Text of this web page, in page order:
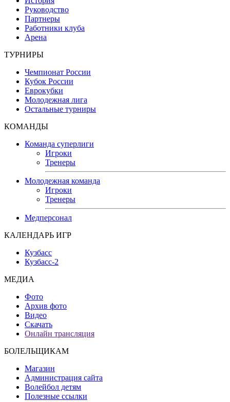
Руководство
Партнеры
Работники клуба
Арена
ТУРНИРЫ
Чемпионат России
Кубок России
Еврокубки
Молодежная лига
Остальные турниры
КОМАНДЫ
Команда суперлиги
Игроки
Тренеры
Молодежная команда
Игроки
Тренеры
Медперсонал
КАЛЕНДАРЬ ИГР
Кузбасс
Кузбасс-2
МЕДИА
Фото
Архив фото
Видео
Скачать
Онлайн трансляция
БОЛЕЛЬЩИКАМ
Магазин
Администрация сайта
Волейбол детям
Полезные ссылки